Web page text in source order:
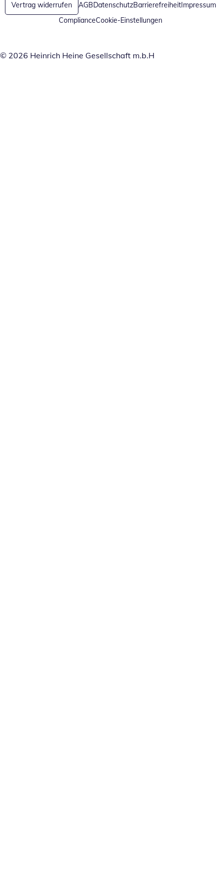
Vertrag widerrufen AGBDatenschutzBarrierefreiheitImpressum
ComplianceCookie-Einstellungen
© 2026 Heinrich Heine Gesellschaft m.b.H